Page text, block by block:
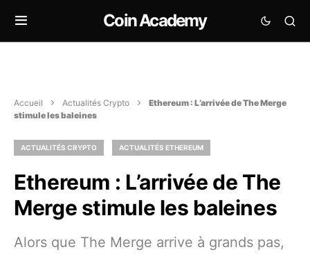
Coin Academy
Accueil Actualités Crypto
Ethereum : L’arrivée de The Merge
stimule les baleines
ACTUALITÉS CRYPTO ACTUALITÉS ETHEREUM
Ethereum : L’arrivée de The
Merge stimule les baleines
Alors que The Merge arrive à grands pas,